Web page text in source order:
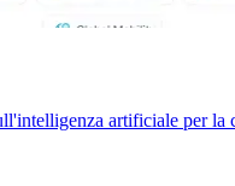
artificiale per la